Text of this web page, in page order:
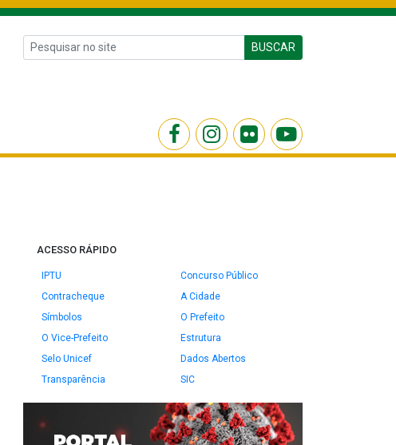
BUSCAR
ACESSO RÁPIDO
IPTU
Concurso Público
Contracheque
A Cidade
Símbolos
O Prefeito
O Vice-Prefeito
Estrutura
Selo Unicef
Dados Abertos
Transparência
SIC